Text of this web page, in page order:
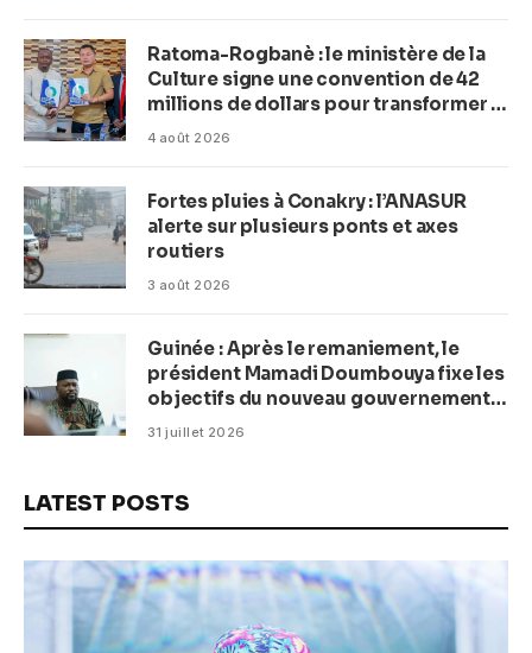
Ratoma-Rogbanè : le ministère de la
Culture signe une convention de 42
millions de dollars pour transformer la
plage en complexe balnéaire
4 août 2026
Fortes pluies à Conakry : l’ANASUR
alerte sur plusieurs ponts et axes
routiers
3 août 2026
Guinée : Après le remaniement, le
président Mamadi Doumbouya fixe les
objectifs du nouveau gouvernement
(CM)
31 juillet 2026
LATEST POSTS